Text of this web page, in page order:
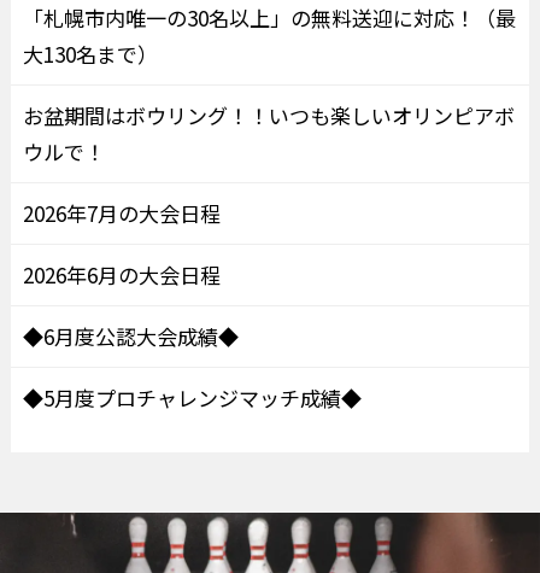
「札幌市内唯一の30名以上」の無料送迎に対応！（最
大130名まで）
お盆期間はボウリング！！いつも楽しいオリンピアボ
ウルで！
2026年7月の大会日程
2026年6月の大会日程
◆6月度公認大会成績◆
◆5月度プロチャレンジマッチ成績◆